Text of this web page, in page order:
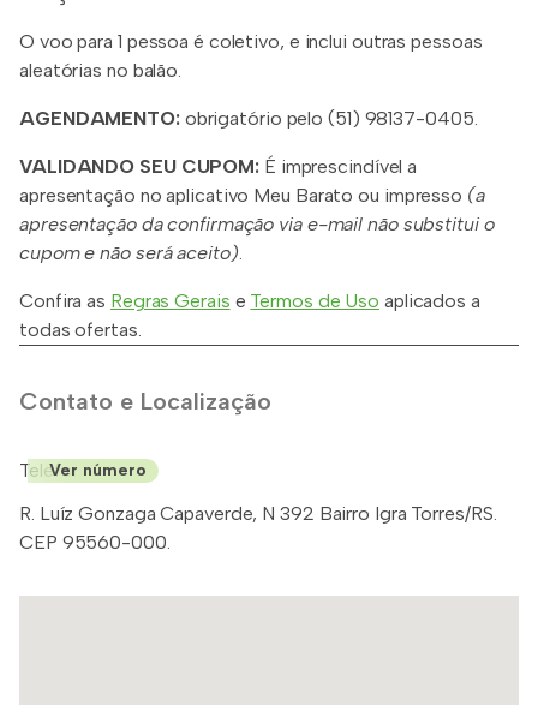
O voo para 1 pessoa é coletivo, e inclui outras pessoas
aleatórias no balão.
AGENDAMENTO:obrigatório pelo (51) 98137-0405.
VALIDANDO SEU CUPOM: É imprescindível a
apresentação no aplicativo Meu Barato ou impresso (a
apresentação da confirmação via e-mail não substitui o
cupom e não será aceito)
Confira as Regras Gerais e Termos de Uso aplicados a
todas ofertas.
Contato e Localização
Telefone: (51)
Ver número
R. Luíz Gonzaga Capaverde, N 392 Bairro Igra Torres/RS.
CEP 95560-000.